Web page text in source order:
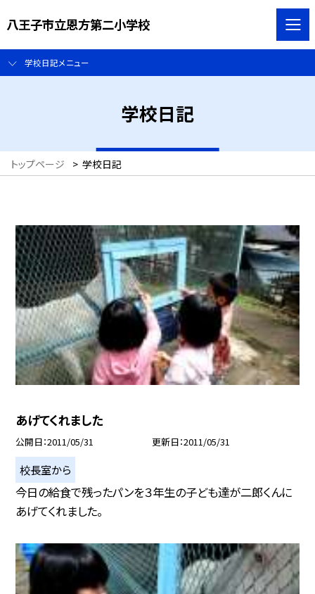
八王子市立恩方第二小学校
学校日記メニュー
学校日記
トップページ > 学校日記
あげてくれました
公開日 2011/05/31 更新日 2011/05/31
校長室から
今日の給食で残ったパンを３年生の子ども達が二郎くんに
あげてくれました。